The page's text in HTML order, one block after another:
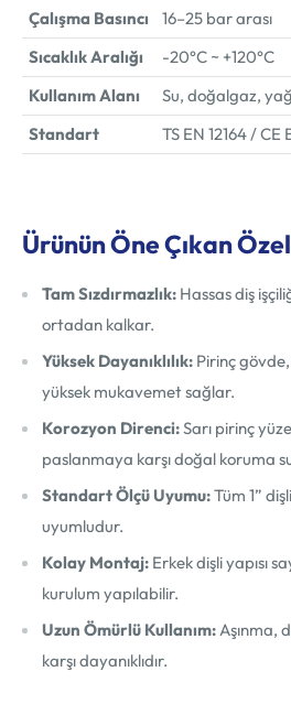
Çalışma Basıncı
16–25 bar arası
Sıcaklık Aralığı
-20°C ~ +120°C
Kullanım Alanı
Su, doğalgaz,
Standart
TS EN 12164 / CE
Ürünün Öne Çıkan
Tam Sızdırmazlık: Hassas diş
ortadan kalkar.
Yüksek Dayanıklılık: Pirinç gövde,
yüksek mukavemet sağlar.
Korozyon Direnci:Sarı pirinç
paslanmaya karşı doğal koruma
Standart Ölçü Uyumu:Tüm 1”
uyumludur.
Kolay Montaj: Erkek dişli yapısı
kurulum yapılabilir.
Uzun Ömürlü Kullanım:Aşınma,
karşı dayanıklıdır.